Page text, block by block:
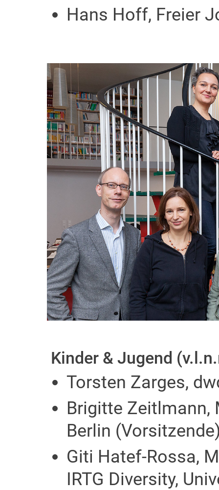
Hans Hoff, Freier
Kinder & Jugend
Torsten Zarges,
Brigitte Zeitlmann,
Berlin
Giti Hatef-Rossa,
IRTG Diversity,